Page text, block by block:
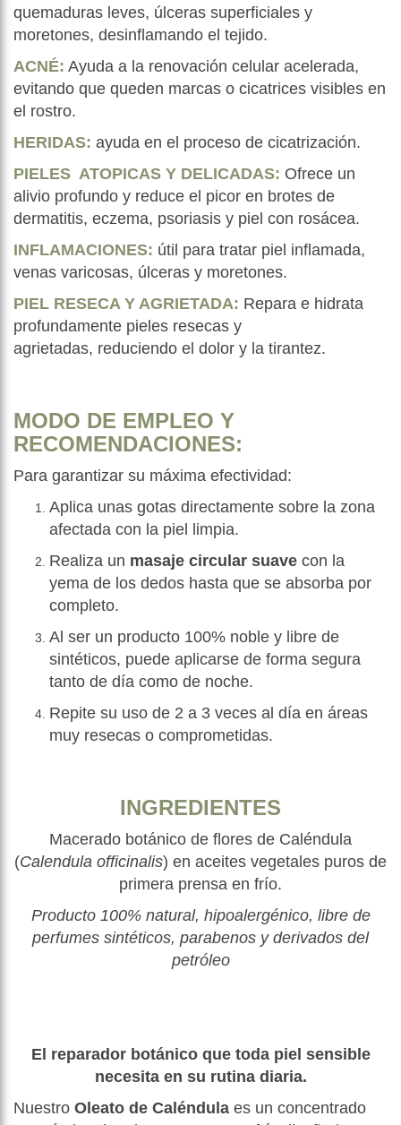
quemaduras leves, úlceras superficiales y
moretones, desinflamando el tejido.
ACNÉ: Ayuda a la renovación celular acelerada,
evitando que queden marcas o cicatrices visibles en
el rostro.
HERIDAS: ayuda en el proceso de cicatrización.
PIELES ATOPICAS Y DELICADAS: Ofrece un
alivio profundo y reduce el picor en brotes de
dermatitis, eczema, psoriasis y piel con rosácea.
INFLAMACIONES: útil para tratar piel inflamada,
venas varicosas, úlceras y moretones.
PIEL RESECA Y AGRIETADA: Repara e hidrata
profundamente pieles resecas y
agrietadas, reduciendo el dolor y la tirantez.
MODO DE EMPLEO Y
RECOMENDACIONES:
Para garantizar su máxima efectividad:
Aplica unas gotas directamente sobre la zona
afectada con la piel limpia.
Realiza un masaje circular suave con la
yema de los dedos hasta que se absorba por
completo.
Al ser un producto 100% noble y libre de
sintéticos, puede aplicarse de forma segura
tanto de día como de noche.
Repite su uso de 2 a 3 veces al día en áreas
muy resecas o comprometidas.
INGREDIENTES
Macerado botánico de flores de Caléndula
(Calendula officinalis) en aceites vegetales puros de
primera prensa en frío.
Producto 100% natural, hipoalergénico, libre de
perfumes sintéticos, parabenos y derivados del
petróleo
El reparador botánico que toda piel sensible
necesita en su rutina diaria.
Nuestro Oleato de Caléndula es un concentrado